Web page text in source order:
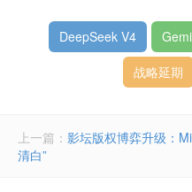
DeepSeek V4
战略延期
上一篇： 影坛版权博弈升级：
清白”